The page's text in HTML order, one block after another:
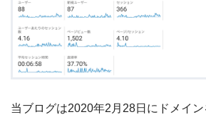
当ブログは2020年2月28日にドメイ